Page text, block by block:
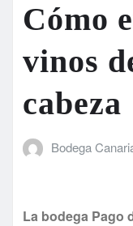
Cómo
vinos
cabeza
Bodega
La bodega Pago